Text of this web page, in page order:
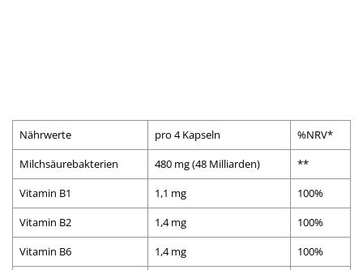
Nährwerte pro 4 Kapseln
%NRV*
Milchsäurebakterien
480 mg (48 Milliarden)
**
Vitamin B1
1,1 mg
100%
Vitamin B2
1,4 mg
100%
Vitamin B6
1,4 mg
100%